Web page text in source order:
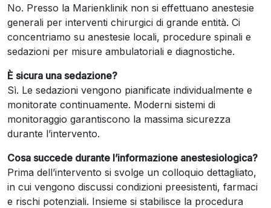
No. Presso la Marienklinik non si effettuano anestesie
generali per interventi chirurgici di grande entità. Ci
concentriamo su anestesie locali, procedure spinali e
sedazioni per misure ambulatoriali e diagnostiche.
È sicura una sedazione?
Sì. Le sedazioni vengono pianificate individualmente e
monitorate continuamente. Moderni sistemi di
monitoraggio garantiscono la massima sicurezza
durante l’intervento.
Cosa succede durante l’informazione anestesiologica?
Prima dell’intervento si svolge un colloquio dettagliato,
in cui vengono discussi condizioni preesistenti, farmaci
e rischi potenziali. Insieme si stabilisce la procedura